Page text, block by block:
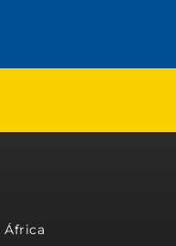
África